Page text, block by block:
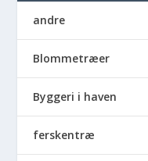
andre
Blommetræer
Byggeri i haven
ferskentræ